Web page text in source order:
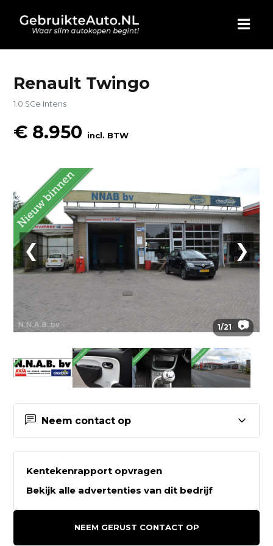
HOME
AUTO KOPEN
WIE ZIJN WIJ
CONTACT
Renault Twingo
1.0 SCe Intens
€ 8.950 incl. BTW
❮ ❯
1/21 📷
Neem contact op
Contactgegevens N.N.A.B. bv
N.N.A.B. bv
Kentekenrapport opvragen
Bekijk alle advertenties van dit bedrijf
NEEM GERUST CONTACT OP